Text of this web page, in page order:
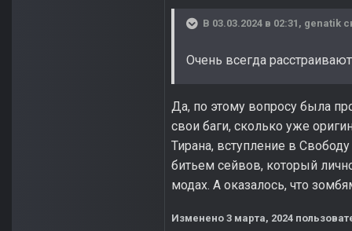
В 03.03.2024 в 02:31, genatik
Очень всегда
Да, по этому вопросу была
свои баги, сколько уже
Тирана, вступление в
битьем сейвов, который
модах. А оказалось, что
Изменено 3 марта, 2024